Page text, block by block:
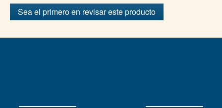
Sin
puntuación
Sea el primero en revisar este producto
.
esta